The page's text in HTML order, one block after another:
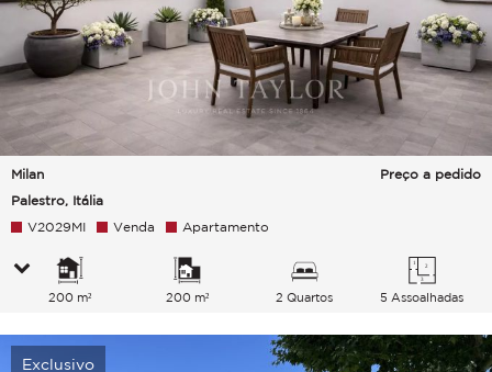
Milan
Palestro, Itália
Preço a pedido
V2029MI Venda Apartamento
200 m² 200 m² 2 Quartos 5 Assoalhadas
Exclusivo